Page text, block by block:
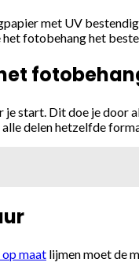
met UV
fotobehang het
start. Dit doe je door
delen hetzelfde
maat lijmen moet de